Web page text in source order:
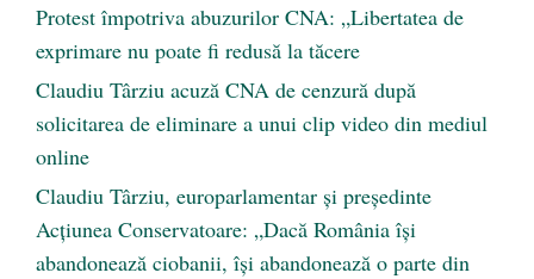
Protest împotriva abuzurilor CNA: „Libertatea de
exprimare nu poate fi redusă la tăcere
Claudiu Târziu acuză CNA de cenzură după
solicitarea de eliminare a unui clip video din mediul
online
Claudiu Târziu, europarlamentar și președinte
Acțiunea Conservatoare: „Dacă România își
abandonează ciobanii, își abandonează o parte din